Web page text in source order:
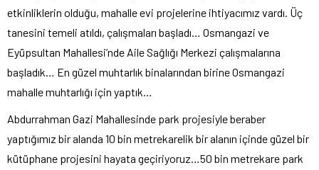
etkinliklerin olduğu, mahalle evi projelerine ihtiyacımız vardı. Üç
tanesini temeli atıldı, çalışmaları başladı… Osmangazi ve
Eyüpsultan Mahallesi’nde Aile Sağlığı Merkezi çalışmalarına
başladık… En güzel muhtarlık binalarından birine Osmangazi
mahalle muhtarlığı için yaptık…
Abdurrahman Gazi Mahallesinde park projesiyle beraber
yaptığımız bir alanda 10 bin metrekarelik bir alanın içinde güzel bir
kütüphane projesini hayata geçiriyoruz…50 bin metrekare park